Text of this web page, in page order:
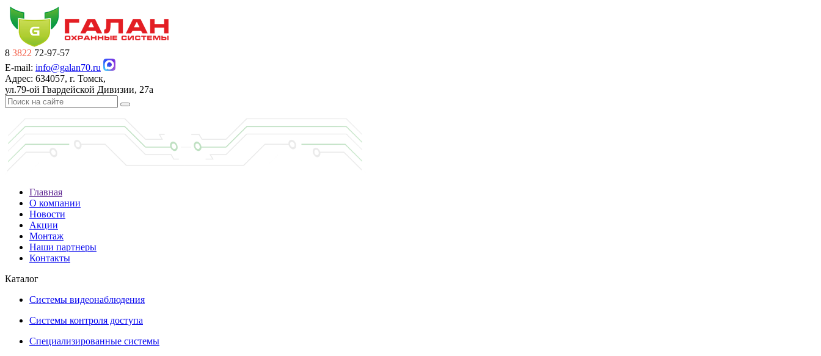
8 3822 72-97-57
E-mail: info@galan70.ru
Адрес: 634057, г. Томск,
ул.79-ой Гвардейской Дивизии, 27а
Главная
О компании
Новости
Акции
Монтаж
Наши партнеры
Контакты
Каталог
Системы видеонаблюдения
Системы контроля доступа
Специализированные системы